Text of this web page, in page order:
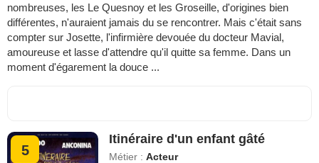
nombreuses, les Le Quesnoy et les Groseille, d'origines bien
différentes, n'auraient jamais du se rencontrer. Mais c'était sans
compter sur Josette, l'infirmière devouée du docteur Mavial,
amoureuse et lasse d'attendre qu'il quitte sa femme. Dans un
moment d'égarement la douce ...
5
Itinéraire d'un enfant gâté
Métier :Acteur